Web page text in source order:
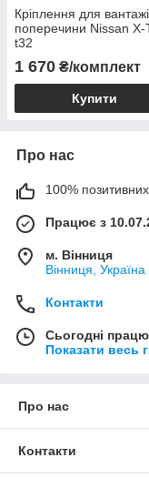
Кріплення для
поперечини Nissan X-
t32
1 670 ₴/комплект
Купити
Про нас
100% позитивних
Працює з
м. Вінниця
Вінниця, Україна
Контакти
Сьогодні
Показати весь
Про нас
Контакти